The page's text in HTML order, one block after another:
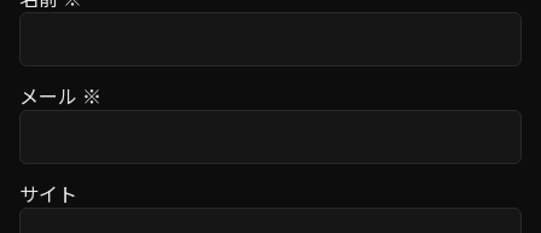
メール ※
サイト